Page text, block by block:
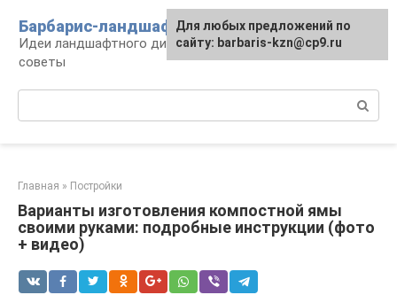
контенту
Барбарис-ландшафт
Идеи ландшафтного дизайна, правила и
советы
Главная » Постройки
Варианты изготовления компостной ямы
своими руками: подробные инструкции (фото
+ видео)
Для любых предложений по
сайту: barbaris-kzn@cp9.ru